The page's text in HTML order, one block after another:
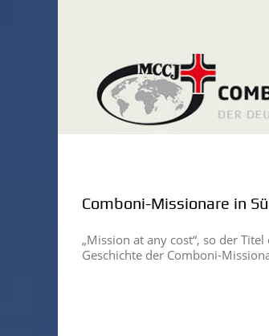
Comboni-Missionare in
„Mission at any cost“, so der
Geschichte der Comboni-